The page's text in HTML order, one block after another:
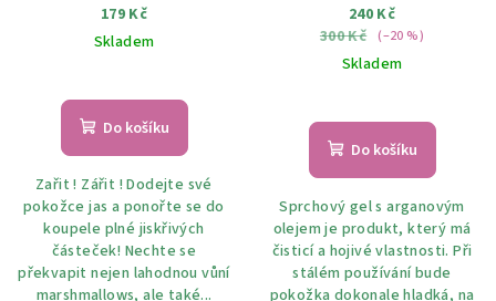
vůni Marshmallow Crazy
Body 250 ml
179 Kč
Skladem
Do košíku
Zařit ! Zářit ! Dodejte své
pokožce jas a ponořte se do
koupele plné jiskřivých
částeček! Nechte se
překvapit nejen lahodnou vůní
marshmallows, ale také...
240 Kč
300 Kč (–20 %)
Skladem
Do košíku
Sprchový gel s arganovým
olejem je produkt, který má
čisticí a hojivé vlastnosti. Při
stálém používání bude
pokožka dokonale hladká, na